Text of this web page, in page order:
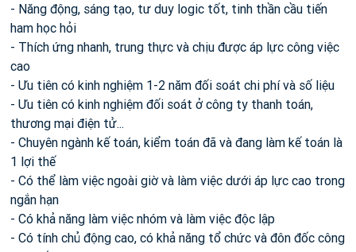
- Năng động, sáng tạo, tư duy logic tốt, tinh thần cầu tiến
ham học hỏi
- Thích ứng nhanh, trung thực và chịu được áp lực công việc
cao
- Ưu tiên có kinh nghiệm 1-2 năm đối soát chi phí và số liệu
- Ưu tiên có kinh nghiệm đối soát ở công ty thanh toán,
thương mại điện tử...
- Chuyên ngành kế toán, kiểm toán đã và đang làm kế toán là
1 lợi thế
- Có thể làm việc ngoài giờ và làm việc dưới áp lực cao trong
ngắn hạn
- Có khả năng làm việc nhóm và làm việc độc lập
- Có tính chủ động cao, có khả năng tổ chức và đôn đốc công